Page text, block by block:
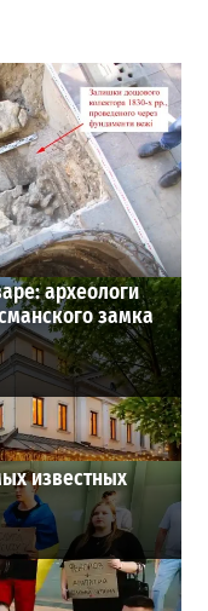
придется
археологи
замка
известных